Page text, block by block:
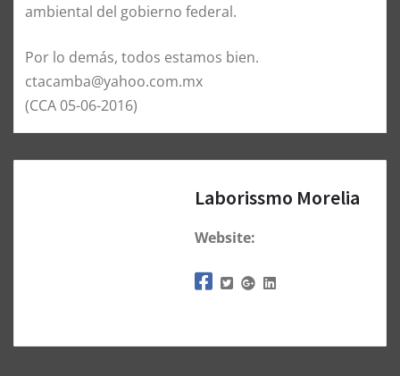
ambiental del gobierno federal.
Por lo demás, todos estamos bien.
ctacamba@yahoo.com.mx
(CCA 05-06-2016)
Laborissmo Morelia
Website: